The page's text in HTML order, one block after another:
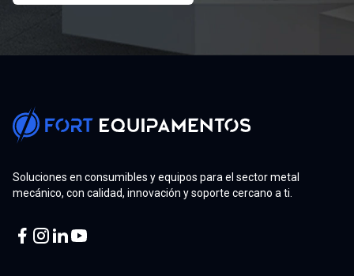
Soluciones en consumibles y equipos para el sector metal
mecánico, con calidad, innovación y soporte cercano a ti.